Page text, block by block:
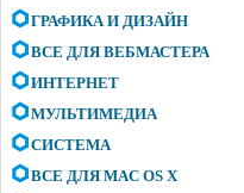
ГРАФИКА И ДИЗАЙН
ВСЕ ДЛЯ ВЕБМАСТЕРА
ИНТЕРНЕТ
МУЛЬТИМЕДИА
СИСТЕМА
ВСЕ ДЛЯ MAC OS X